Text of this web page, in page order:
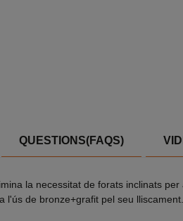
QUESTIONS(FAQS)
la necessitat de forats inclinats per
l'ús de bronze+grafit pel seu lliscament.